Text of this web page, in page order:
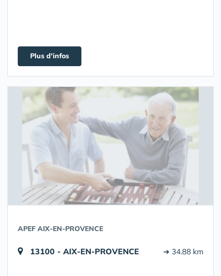
Plus d'infos
APEF AIX-EN-PROVENCE
13100 - AIX-EN-PROVENCE ➔ 34.88 km